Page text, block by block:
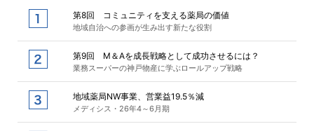
第8回 コミュニティを支える薬局の価値
地域自治への参画が生み出す新たな役割
第9回 M＆Aを成長戦略として成功させるには？
業務スーパーの神戸物産に学ぶロールアップ戦略
地域薬局NW事業、営業益19.5％減
メディシス・26年4～6月期